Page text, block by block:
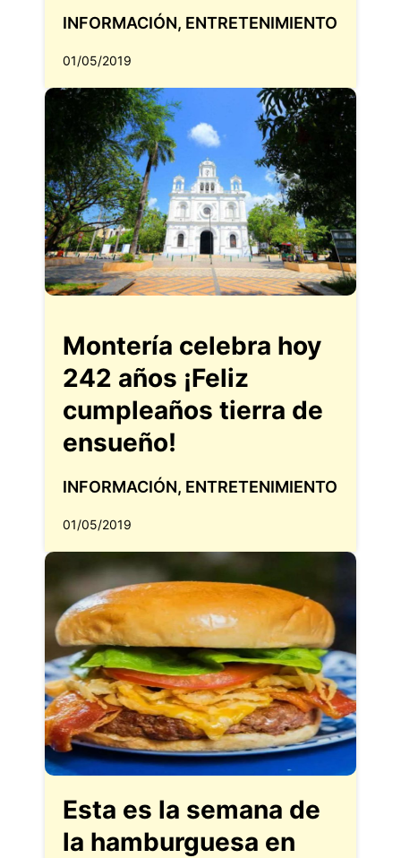
INFORMACIÓN, ENTRETENIMIENTO
01/05/2019
Montería celebra hoy
242 años ¡Feliz
cumpleaños tierra de
ensueño!
INFORMACIÓN, ENTRETENIMIENTO
01/05/2019
Esta es la semana de
la hamburguesa en